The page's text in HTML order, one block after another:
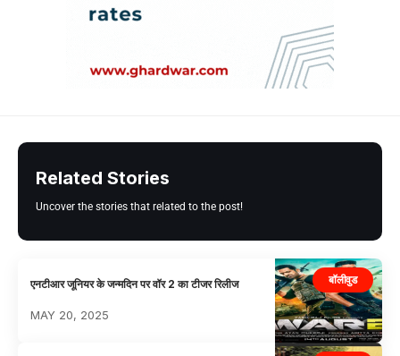
Related Stories
Uncover the stories that related to the post!
बॉलीवुड
एनटीआर जूनियर के जन्मदिन पर वॉर 2 का टीजर रिलीज
MAY 20, 2025